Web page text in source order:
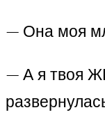
— Она моя
— А я твоя